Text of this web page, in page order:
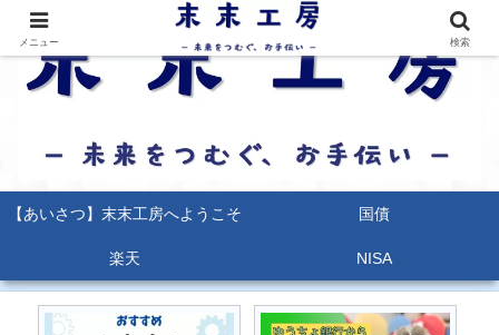
【あいさつ】末末工房へようこそ 国債
楽天 NISA
メニュー 検索